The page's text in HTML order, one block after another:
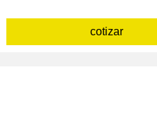
cotizar